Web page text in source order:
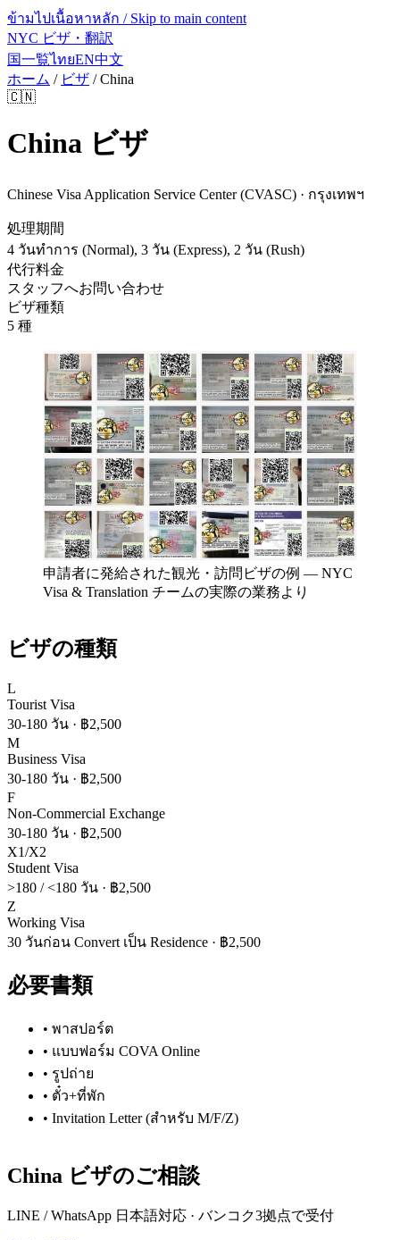
ข้ามไปเนื้อหาหลัก / Skip to main content
NYC ビザ・翻訳
国一覧ไทยEN中文
ホーム / ビザ /China
🇨🇳
China ビザ
Chinese Visa Application Service Center (CVASC) · กรุงเทพฯ
処理期間
4 วันทำการ (Normal), 3 วัน (Express), 2 วัน (Rush)
代行料金
スタッフへお問い合わせ
ビザ種類
5 種
申請者に発給された観光・訪問ビザの例 — NYC
Visa & Translation チームの実際の業務より
ビザの種類
L
Tourist Visa
30-180 วัน · ฿2,500
M
Business Visa
30-180 วัน · ฿2,500
F
Non-Commercial Exchange
30-180 วัน · ฿2,500
X1/X2
Student Visa
>180 / <180 วัน · ฿2,500
Z
Working Visa
30 วันก่อน Convert เป็น Residence · ฿2,500
必要書類
• พาสปอร์ต
• แบบฟอร์ม COVA Online
• รูปถ่าย
• ตั๋ว+ที่พัก
• Invitation Letter (สำหรับ M/F/Z)
China ビザのご相談
LINE / WhatsApp 日本語対応 · バンコク3拠点で受付